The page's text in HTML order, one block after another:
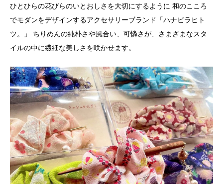
ひとひらの花びらのいとおしさを大切にするように 和のこころ
でモダンをデザインするアクセサリーブランド「ハナビラヒト
ツ。」 ちりめんの純朴さや風合い、可憐さが、さまざまなスタ
イルの中に繊細な美しさを咲かせます。